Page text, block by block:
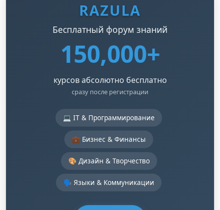
RAZULA
Бесплатный форум знаний
150,000+
курсов абсолютно бесплатно
сразу после регистрации
💻 IT & Программирование
💼 Бизнес & Финансы
🎨 Дизайн & Творчество
🗣️ Языки & Коммуникации